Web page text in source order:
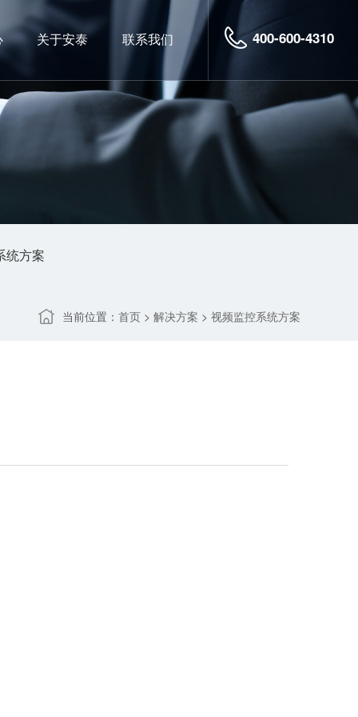
关于安泰 联系我们 400-600-4310
统方案
当前位置： 首页 > 解决方案 > 视频监控系统方案